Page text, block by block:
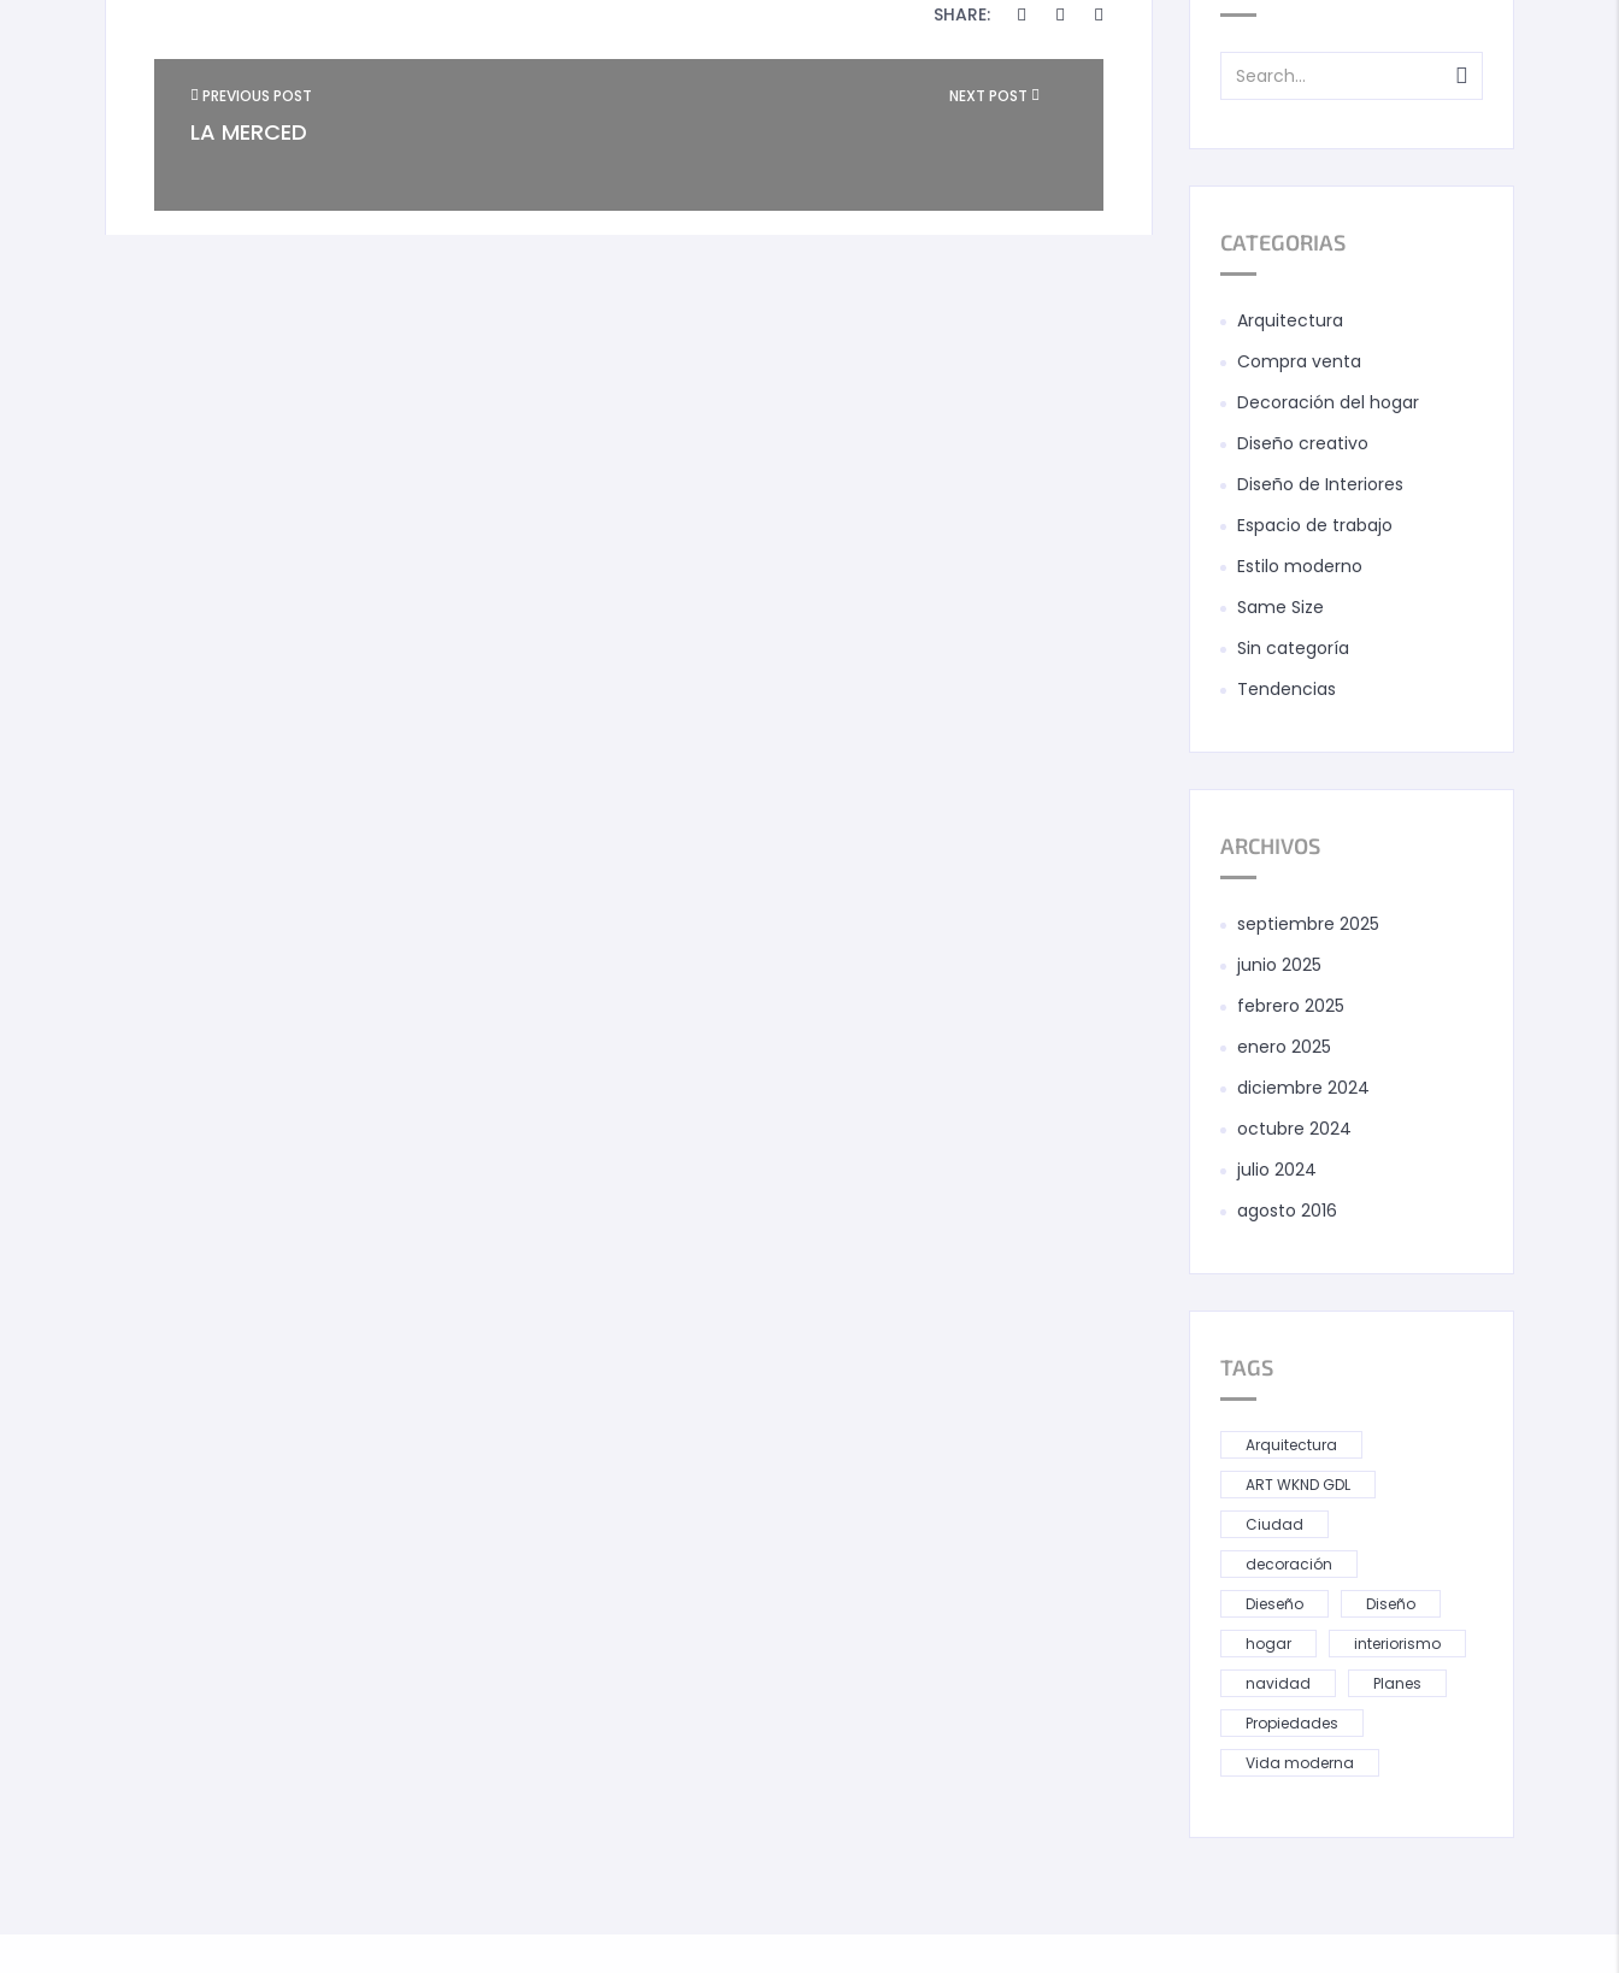
SHARE:
PREVIOUS POST
LA MERCED
NEXT POST
CATEGORIAS
Arquitectura
Compra venta
Decoración del hogar
Diseño creativo
Diseño de Interiores
Espacio de trabajo
Estilo moderno
Same Size
Sin categoría
Tendencias
ARCHIVOS
septiembre 2025
junio 2025
febrero 2025
enero 2025
diciembre 2024
octubre 2024
julio 2024
agosto 2016
TAGS
Arquitectura
ART WKND GDL
Ciudad
decoración
Dieseño
Diseño
hogar
interiorismo
navidad
Planes
Propiedades
Vida moderna